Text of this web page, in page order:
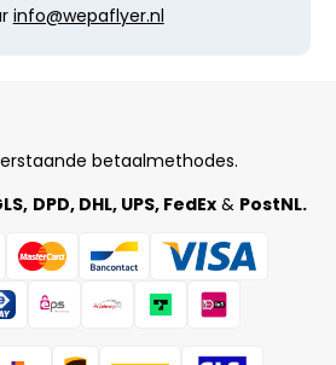
info@wepaflyer.nl
betaalmethodes.
DPD, DHL, UPS, FedEx & PostNL.